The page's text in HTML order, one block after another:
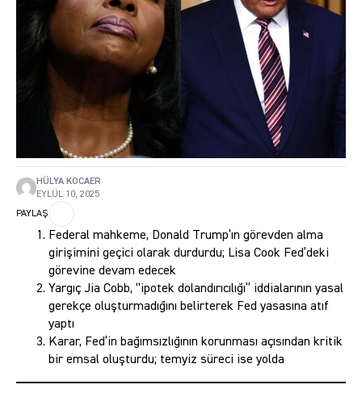
HÜLYA KOCAER
EYLÜL 10, 2025
PAYLAŞ
Federal mahkeme, Donald Trump’ın görevden alma
girişimini geçici olarak durdurdu; Lisa Cook Fed’deki
görevine devam edecek
Yargıç Jia Cobb, “ipotek dolandırıcılığı” iddialarının yasal
gerekçe oluşturmadığını belirterek Fed yasasına atıf
yaptı
Karar, Fed’in bağımsızlığının korunması açısından kritik
bir emsal oluşturdu; temyiz süreci ise yolda